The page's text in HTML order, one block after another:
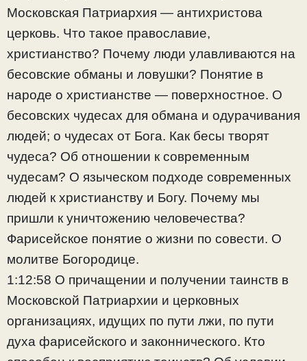
Московская Патриархия — антихристова
церковь. Что такое православие,
христианство? Почему люди улавливаются на
бесовские обманы и ловушки? Понятие в
народе о христианстве — поверхностное. О
бесовских чудесах для обмана и одурачивания
людей; о чудесах от Бога. Как бесы творят
чудеса? Об отношении к современным
чудесам? О языческом подходе современных
людей к христианству и Богу. Почему мы
пришли к уничтожению человечества?
Фарисейское понятие о жизни по совести. О
молитве Богородице.
1:12:58 О причащении и получении таинств в
Московской Патриархии и церковных
организациях, идущих по пути лжи, по пути
духа фарисейского и законнического. Кто